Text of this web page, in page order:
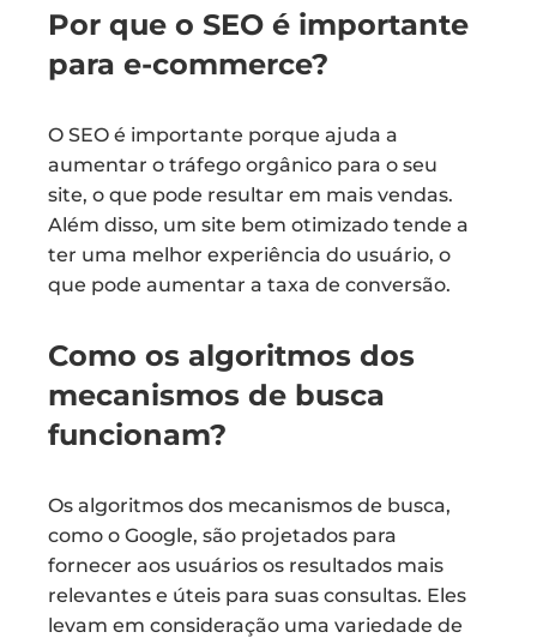
Por que o SEO é importante
para e-commerce?
O SEO é importante porque ajuda a
aumentar o tráfego orgânico para o seu
site, o que pode resultar em mais vendas.
Além disso, um site bem otimizado tende a
ter uma melhor experiência do usuário, o
que pode aumentar a taxa de conversão.
Como os algoritmos dos
mecanismos de busca
funcionam?
Os algoritmos dos mecanismos de busca,
como o Google, são projetados para
fornecer aos usuários os resultados mais
relevantes e úteis para suas consultas. Eles
levam em consideração uma variedade de